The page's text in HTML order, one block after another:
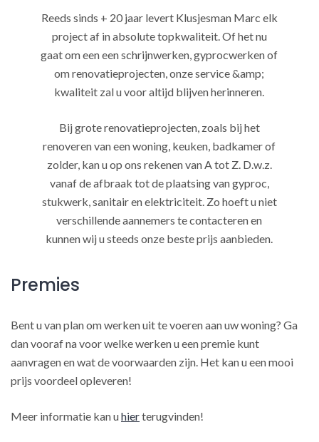
Reeds sinds + 20 jaar levert Klusjesman Marc elk
project af in absolute topkwaliteit. Of het nu
gaat om een een schrijnwerken, gyprocwerken of
om renovatieprojecten, onze service &amp;
kwaliteit zal u voor altijd blijven herinneren.
Bij grote renovatieprojecten, zoals bij het
renoveren van een woning, keuken, badkamer of
zolder, kan u op ons rekenen van A tot Z. D.w.z.
vanaf de afbraak tot de plaatsing van gyproc,
stukwerk, sanitair en elektriciteit. Zo hoeft u niet
verschillende aannemers te contacteren en
kunnen wij u steeds onze beste prijs aanbieden.
Premies
Bent u van plan om werken uit te voeren aan uw woning? Ga
dan vooraf na voor welke werken u een premie kunt
aanvragen en wat de voorwaarden zijn. Het kan u een mooi
prijs voordeel opleveren!
Meer informatie kan uhierterugvinden!